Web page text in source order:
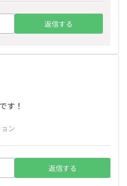
いように頑張ります💪
返信する
す！
ン
返信する